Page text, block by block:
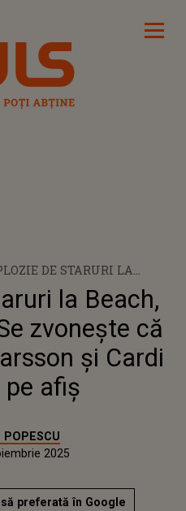
DE STARURI LA
PLEASE 2026? SE
CĂ FUTURE, ZARA
ȘI CARDI B SUNT PE
la Beach,
zvonește că
și Cardi
pe afiș
POPESCU
2025
preferată în Google